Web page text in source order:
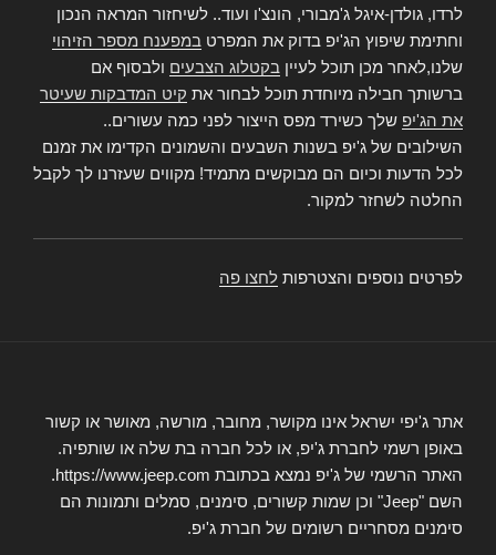
לרדו, גולדן-איגל ג'מבורי, הונצ'ו ועוד.. לשיחזור המראה הנכון
וחתימת שיפוץ הג'יפ בדוק את המפרט במפענח מספר הזיהוי
שלנו,לאחר מכן תוכל לעיין בקטלוג הצבעים ולבסוף אם
ברשותך חבילה מיוחדת תוכל לבחור את קיט המדבקות שעיטר
את הג'יפ שלך כשירד מפס הייצור לפני כמה עשורים..
השילובים של ג'יפ בשנות השבעים והשמונים הקדימו את זמנם
לכל הדעות וכיום הם מבוקשים מתמיד! מקווים שעזרנו לך לקבל
החלטה לשחזר למקור.
לפרטים נוספים והצטרפות לחצו פה
אתר ג'יפי ישראל אינו מקושר, מחובר, מורשה, מאושר או קשור
באופן רשמי לחברת ג'יפ, או לכל חברה בת שלה או שותפיה.
האתר הרשמי של ג'יפ נמצא בכתובת https://www.jeep.com.
השם "Jeep" וכן שמות קשורים, סימנים, סמלים ותמונות הם
סימנים מסחריים רשומים של חברת ג'יפ.